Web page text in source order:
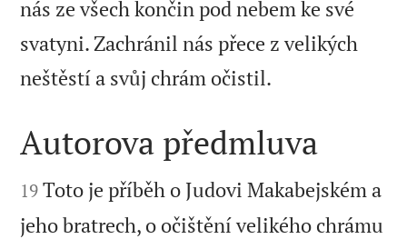
nás ze všech končin pod nebem ke své
svatyni. Zachránil nás přece z velikých
neštěstí a svůj chrám očistil.

Autorova předmluva

19 Toto je příběh o Judovi Makabejském a
jeho bratrech, o očištění velikého chrámu